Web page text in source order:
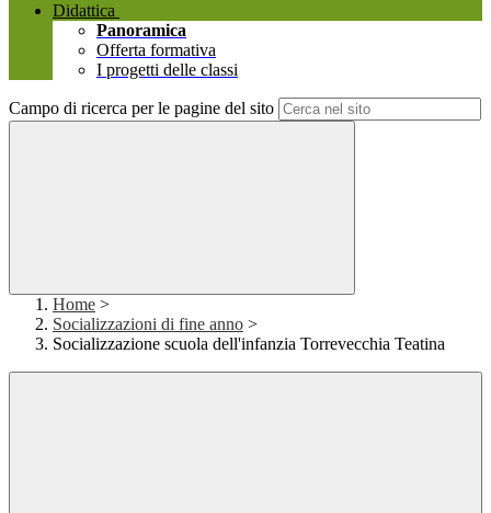
Didattica
Panoramica
Offerta formativa
I progetti delle classi
Campo di ricerca per le pagine del sito
Home >
Socializzazioni di fine anno >
Socializzazione scuola dell'infanzia Torrevecchia Teatina